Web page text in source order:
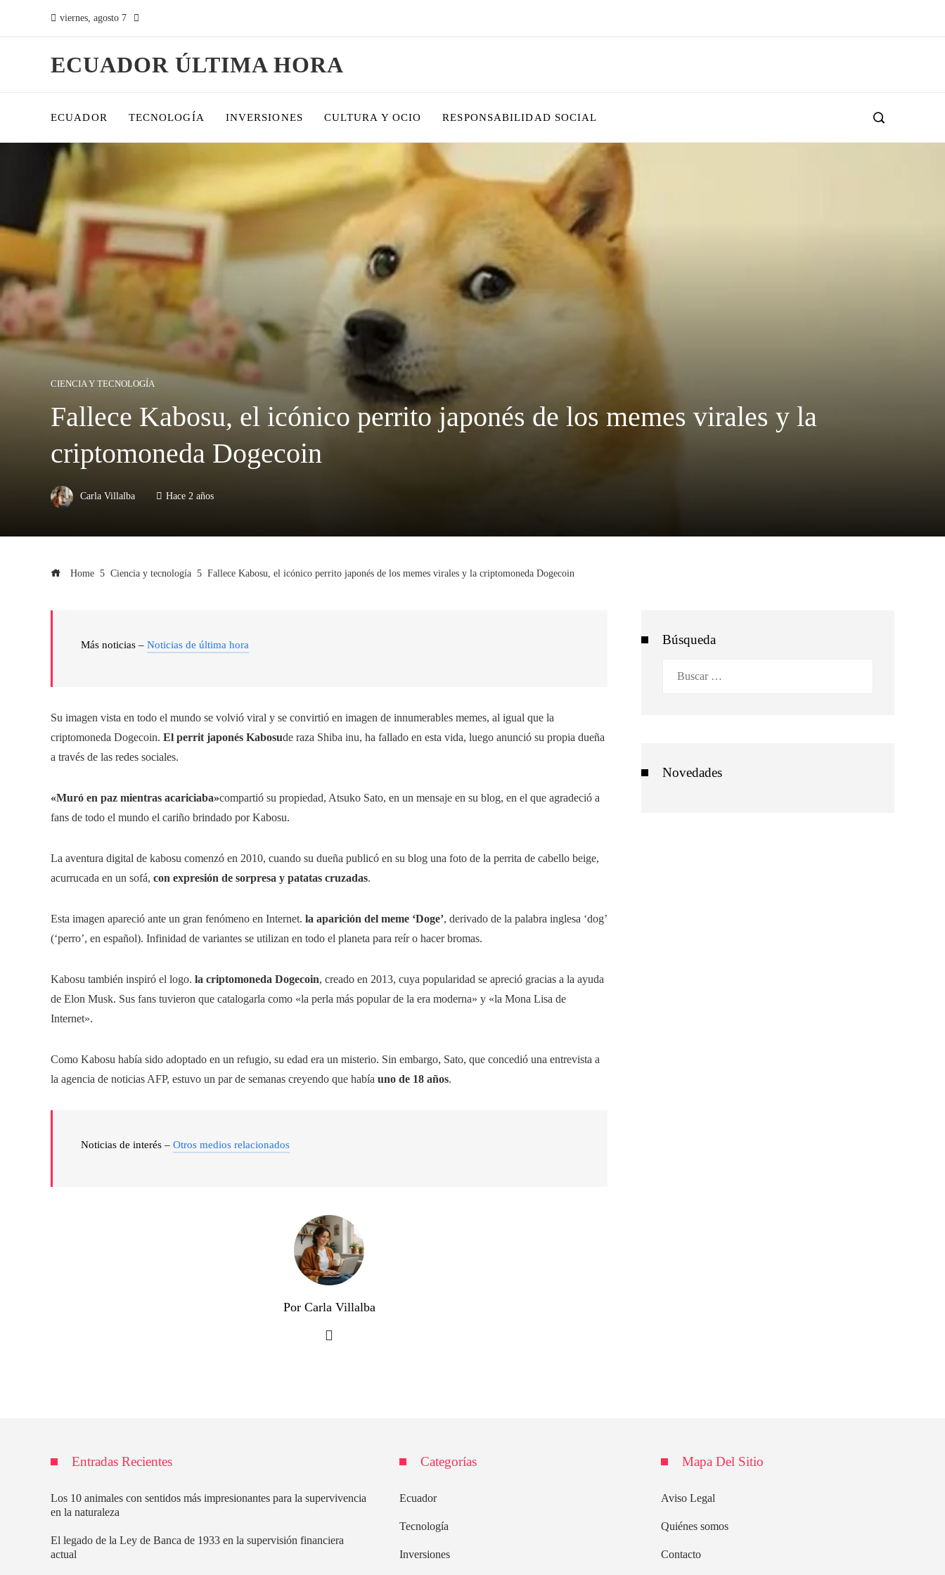
viernes, agosto 7
ECUADOR ÚLTIMA HORA
ECUADOR TECNOLOGÍA INVERSIONES CULTURA Y OCIO RESPONSABILIDAD SOCIAL
CIENCIA Y TECNOLOGÍA
Fallece Kabosu, el icónico perrito japonés de los memes virales y la
criptomoneda Dogecoin
Carla Villalba Hace 2 años
Home Ciencia y tecnología Fallece Kabosu, el icónico perrito japonés de los memes virales y la criptomoneda Dogecoin
Más noticias – Noticias de última hora
Su imagen vista en todo el mundo se volvió viral y se convirtió en imagen de innumerables memes, al igual que la
criptomoneda Dogecoin. El perrit japonés Kabosude raza Shiba inu, ha fallado en esta vida, luego anunció su propia dueña
a través de las redes sociales.
«Muró en paz mientras acariciaba»compartió su propiedad, Atsuko Sato, en un mensaje en su blog, en el que agradeció a
fans de todo el mundo el cariño brindado por Kabosu.
La aventura digital de kabosu comenzó en 2010, cuando su dueña publicó en su blog una foto de la perrita de cabello beige,
acurrucada en un sofá, con expresión de sorpresa y patatas cruzadas.
Esta imagen apareció ante un gran fenómeno en Internet. la aparición del meme ‘Doge’, derivado de la palabra inglesa ‘dog’
(‘perro’, en español). Infinidad de variantes se utilizan en todo el planeta para reír o hacer bromas.
Kabosu también inspiró el logo. la criptomoneda Dogecoin, creado en 2013, cuya popularidad se apreció gracias a la ayuda
de Elon Musk. Sus fans tuvieron que catalogarla como «la perla más popular de la era moderna» y «la Mona Lisa de
Internet».
Como Kabosu había sido adoptado en un refugio, su edad era un misterio. Sin embargo, Sato, que concedió una entrevista a
la agencia de noticias AFP, estuvo un par de semanas creyendo que había uno de 18 años.
Noticias de interés – Otros medios relacionados
Por Carla Villalba
Búsqueda
Novedades
Entradas Recientes
Los 10 animales con sentidos más impresionantes para la supervivencia
en la naturaleza
El legado de la Ley de Banca de 1933 en la supervisión financiera
actual
Categorías
Ecuador
Tecnología
Inversiones
Mapa Del Sitio
Aviso Legal
Quiénes somos
Contacto